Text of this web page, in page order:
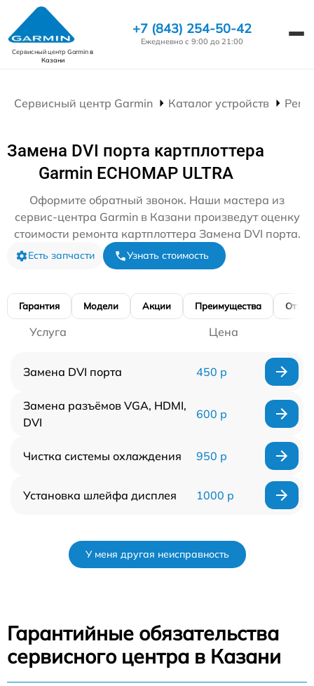
Сервисный центр Garminв
Казани
+7 (843) 254-50-42
Ежедневно с 9:00 до 21:00
Сервисный центр Garmin Каталог устройств
Замена DVI порта картплоттера
Garmin ECHOMAP ULTRA
Оформите обратный звонок. Наши мастера из
сервис-центра Garmin в Казани произведут оценку
стоимости ремонта картплоттера Замена DVI порта.
Есть запчасти Узнать стоимость
Гарантия Модели Акции Преимущества
Услуга Цена
Замена DVI порта 450 р
Замена разъёмов VGA, HDMI,
DVI
600 р
Чистка системы охлаждения 950 р
Установка шлейфа дисплея 1000 р
У меня другая неисправность
Гарантийные обязательства
сервисного центра в Казани